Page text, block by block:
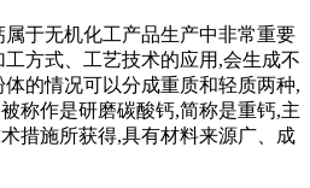
于无机化工产品生产中非常重要
方式、工艺技术的应用,会生成不
的情况可以分成重质和轻质两种,
称作是研磨碳酸钙,简称是重钙,主
措施所获得,具有材料来源广、成